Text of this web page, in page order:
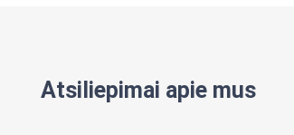
Atsiliepimai apie mus